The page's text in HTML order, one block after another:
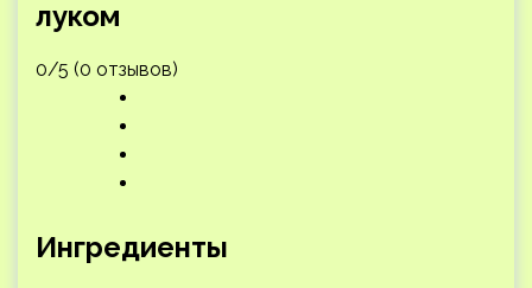
луком
0/5 (0 отзывов)
Ингредиенты